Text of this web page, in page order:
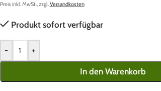
Preis inkl. MwSt., zzgl.Versandkosten
Produkt sofort verfügbar
- +
In den Warenkorb